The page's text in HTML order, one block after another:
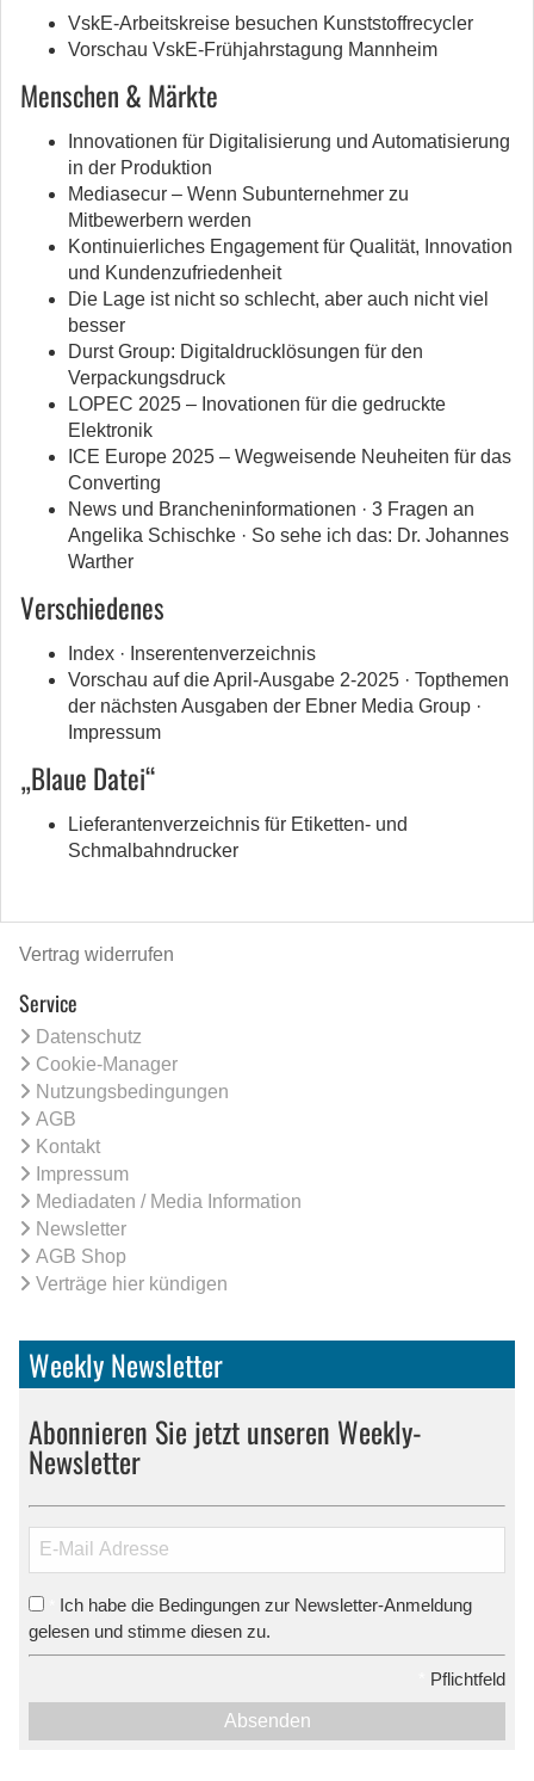
VskE-Arbeitskreise besuchen Kunststoffrecycler
Vorschau VskE-Frühjahrstagung Mannheim
Menschen & Märkte
Innovationen für Digitalisierung und Automatisierung
in der Produktion
Mediasecur – Wenn Subunternehmer zu
Mitbewerbern werden
Kontinuierliches Engagement für Qualität, Innovation
und Kundenzufriedenheit
Die Lage ist nicht so schlecht, aber auch nicht viel
besser
Durst Group: Digitaldrucklösungen für den
Verpackungsdruck
LOPEC 2025 – Inovationen für die gedruckte
Elektronik
ICE Europe 2025 – Wegweisende Neuheiten für das
Converting
News und Brancheninformationen · 3 Fragen an
Angelika Schischke · So sehe ich das: Dr. Johannes
Warther
Verschiedenes
Index · Inserentenverzeichnis
Vorschau auf die April-Ausgabe 2-2025 · Topthemen
der nächsten Ausgaben der Ebner Media Group ·
Impressum
„Blaue Datei“
Lieferantenverzeichnis für Etiketten- und
Schmalbahndrucker
Vertrag widerrufen
Service
Datenschutz
Cookie-Manager
Nutzungsbedingungen
AGB
Kontakt
Impressum
Mediadaten / Media Information
Newsletter
AGB Shop
Verträge hier kündigen
Weekly Newsletter
Abonnieren Sie jetzt unseren Weekly-
Newsletter
Ich habe die Bedingungen zur Newsletter-Anmeldung
gelesen und stimme diesen zu.
Pflichtfeld
Absenden